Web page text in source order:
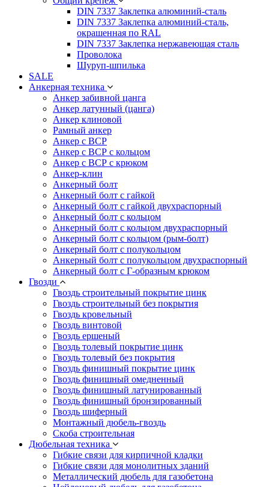
DIN 7337 Заклепка алюминий-сталь
DIN 7337 Заклепка алюминий-сталь,
окрашенная по RAL
DIN 7337 Заклепка нержавеющая сталь
Проволока
Шуруп-шпилька
SALE
Анкерная техника
Анкер забивной цанга
Анкер латунный (цанга)
Анкер клиновой
Рамный анкер
Анкер с ВСР
Анкер с ВСР с кольцом
Анкер с ВСР с крюком
Анкер-клин
Анкерный болт
Анкерный болт с гайкой
Анкерный болт с гайкой двухраспорный
Анкерный болт с кольцом
Анкерный болт с кольцом двухраспорный
Анкерный болт с кольцом (рым-болт)
Анкерный болт с полукольцом
Анкерный болт с полукольцом двухраспорный
Анкерный болт с Г-образным крюком
Гвозди
Гвоздь строительный покрытие цинк
Гвоздь строительный без покрытия
Гвоздь кровельный
Гвоздь винтовой
Гвоздь ершеный
Гвоздь толевый покрытие цинк
Гвоздь толевый без покрытия
Гвоздь финишный покрытие цинк
Гвоздь финишный омедненный
Гвоздь финишный латунированный
Гвоздь финишный бронзированный
Гвоздь шиферный
Монтажный дюбель-гвоздь
Скоба строительная
Дюбельная техника
Гибкие связи для кирпичной кладки
Гибкие связи для монолитных зданий
Металлический дюбель для газобетона